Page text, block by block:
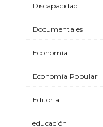
Discapacidad
Documentales
Economía
Economía Popular
Editorial
educación